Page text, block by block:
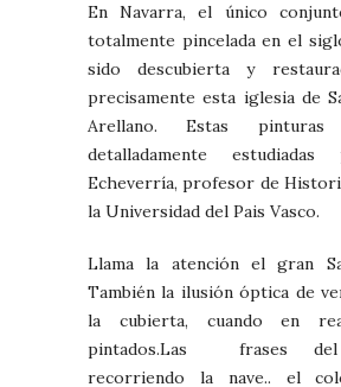
En Navarra, el único
totalmente pincelada en el
sido descubierta y
precisamente esta iglesia de
Arellano. Estas
detalladamente
Echeverría, profesor de
la Universidad del Pais Vasco.
Llama la atención el gran
También la ilusión óptica de
la cubierta, cuando en
pintados.Las frases del
recorriendo la nave.. el